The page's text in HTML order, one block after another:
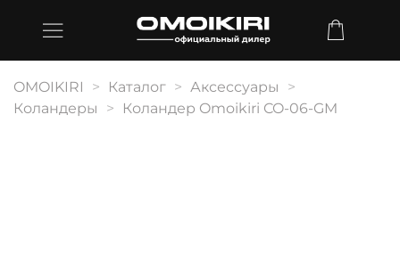
OMOIKIRI Каталог
Аксессуары
Коландеры
Коландер Omoikiri CO-06-GM